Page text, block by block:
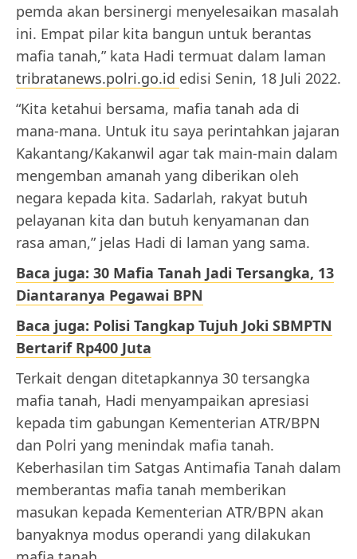
pemda akan bersinergi menyelesaikan masalah
ini. Empat pilar kita bangun untuk berantas
mafia tanah,” kata Hadi termuat dalam laman
tribratanews.polri.go.id edisi Senin, 18 Juli 2022.
“Kita ketahui bersama, mafia tanah ada di
mana-mana. Untuk itu saya perintahkan jajaran
Kakantang/Kakanwil agar tak main-main dalam
mengemban amanah yang diberikan oleh
negara kepada kita. Sadarlah, rakyat butuh
pelayanan kita dan butuh kenyamanan dan
rasa aman,” jelas Hadi di laman yang sama.
Baca juga: 30 Mafia Tanah Jadi Tersangka, 13
Diantaranya Pegawai BPN
Baca juga: Polisi Tangkap Tujuh Joki SBMPTN
Bertarif Rp400 Juta
Terkait dengan ditetapkannya 30 tersangka
mafia tanah, Hadi menyampaikan apresiasi
kepada tim gabungan Kementerian ATR/BPN
dan Polri yang menindak mafia tanah.
Keberhasilan tim Satgas Antimafia Tanah dalam
memberantas mafia tanah memberikan
masukan kepada Kementerian ATR/BPN akan
banyaknya modus operandi yang dilakukan